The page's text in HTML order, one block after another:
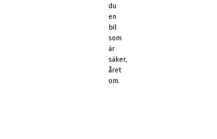
du
en
bil
som
är
säker,
året
om.